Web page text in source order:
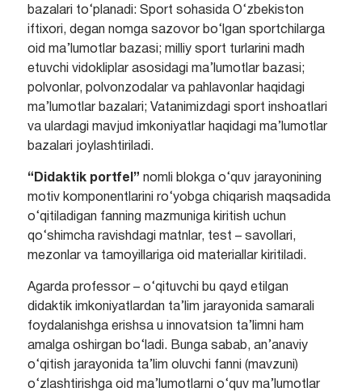
bazalari to‘planadi: Sport sohasida O‘zbekiston
iftixori, degan nomga sazovor bo‘lgan sportchilarga
oid ma’lumotlar bazasi; milliy sport turlarini madh
etuvchi vidokliplar asosidagi ma’lumotlar bazasi;
polvonlar, polvonzodalar va pahlavonlar haqidagi
ma’lumotlar bazalari; Vatanimizdagi sport inshoatlari
va ulardagi mavjud imkoniyatlar haqidagi ma’lumotlar
bazalari joylashtiriladi.
“Didaktik portfel” nomli blokga o‘quv jarayonining
motiv komponentlarini ro‘yobga chiqarish maqsadida
o‘qitiladigan fanning mazmuniga kiritish uchun
qo‘shimcha ravishdagi matnlar, test – savollari,
mezonlar va tamoyillariga oid materiallar kiritiladi.
Agarda professor – o‘qituvchi bu qayd etilgan
didaktik imkoniyatlardan ta’lim jarayonida samarali
foydalanishga erishsa u innovatsion ta’limni ham
amalga oshirgan bo‘ladi. Bunga sabab, an’anaviy
o‘qitish jarayonida ta’lim oluvchi fanni (mavzuni)
o‘zlashtirishga oid ma’lumotlarni o‘quv ma’lumotlar